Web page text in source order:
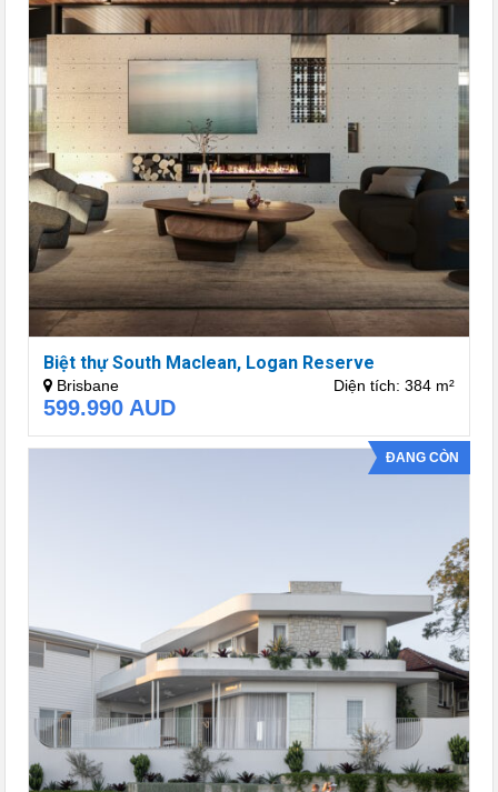
Biệt thự South Maclean, Logan Reserve
Brisbane Diện tích: 384 m²
599.990 AUD
ĐANG CÒN